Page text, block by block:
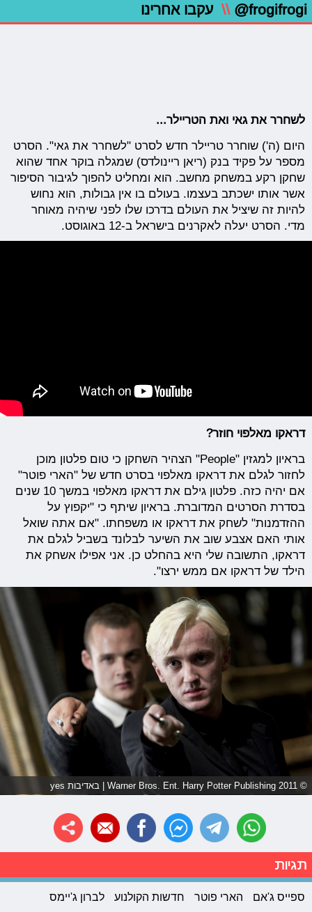
@frogifrogi
\\ עקבו אחרינו
לשחרר את גאי ואת הטריילר...
היום (ה') שוחרר טריילר חדש לסרט "לשחרר את גאי". הסרט
מספר על פקיד בנק (ריאן ריינולדס) שמגלה בוקר אחד שהוא
שחקן רקע במשחק מחשב. הוא ומחליט להפוך לגיבור הסיפור
אשר אותו ישכתב בעצמו. בעולם בו אין גבולות, הוא נחוש
להיות זה שיציל את העולם בדרכו שלו לפני שיהיה מאוחר
מדי. הסרט יעלה לאקרנים בישראל ב-12 באוגוסט.
דראקו מאלפוי חוזר?
בראיון למגזין "People" הצהיר השחקן כי טום פלטון מוכן
לחזור לגלם את דראקו מאלפוי בסרט חדש של "הארי פוטר"
אם יהיה כזה. פלטון גילם את דראקו מאלפוי במשך 10 שנים
בסדרת הסרטים המדוברת. בראיון שיתף כי "יקפוץ על
ההזדמנות" לשחק את דראקו או משפחתו. "אם אתה שואל
אותי האם אצבע שוב את השיער לבלונד בשביל לגלם את
דראקו, התשובה שלי היא בהחלט כן. אני אפילו אשחק את
הילד של דראקו אם ממש ירצו".
© 2011 Warner Bros. Ent. Harry Potter Publishing | באדיבות yes
תגיות
ספייס ג'אם הארי פוטר חדשות הקולנוע לברון ג'יימס